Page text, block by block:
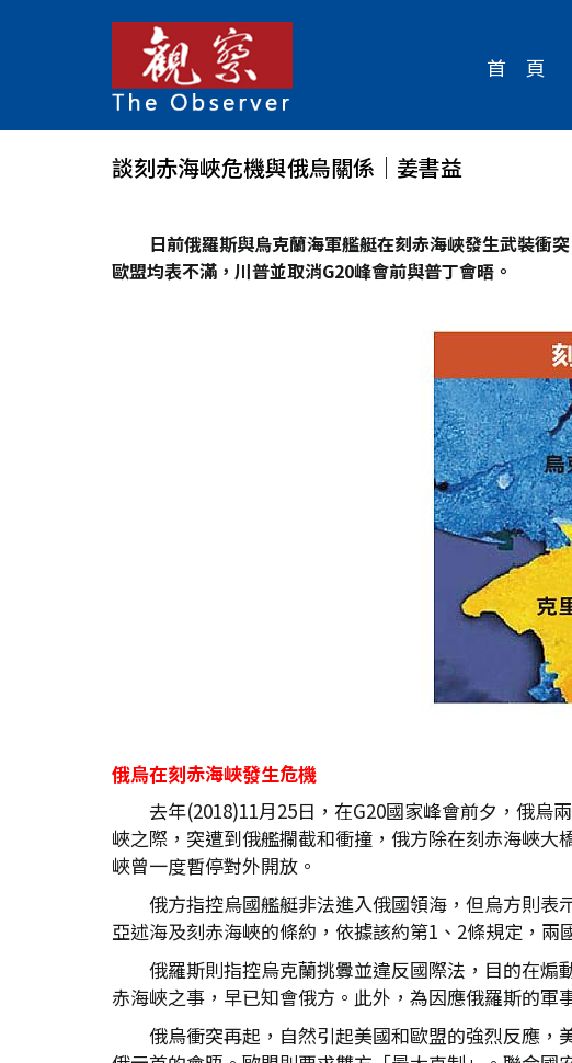
首 頁
談刻赤海峽危機與俄烏關係│姜書益
日前俄羅斯與烏克蘭海軍艦艇在刻赤海峽發生武裝衝
歐盟均表不滿，川普並取消G20峰會前與普丁會晤。
俄烏在刻赤海峽發生危機
去年(2018)11月25日，在G20國家峰會前夕，俄
峽之際，突遭到俄艦攔截和衝撞，俄方除在刻赤海峽
峽曾一度暫停對外開放。
俄方指控烏國艦艇非法進入俄國領海，但烏方則
亞述海及刻赤海峽的條約，依據該約第1、2條規定，
俄羅斯則指控烏克蘭挑釁並違反國際法，目的在
赤海峽之事，早已知會俄方。此外，為因應俄羅斯的軍
俄烏衝突再起，自然引起美國和歐盟的強烈反應，